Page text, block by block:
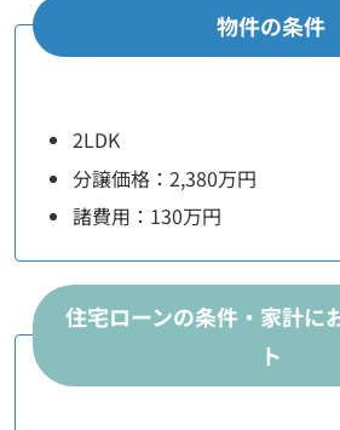
物件の条件
2LDK
分譲価格：2,380万円
諸費用：130万円
住宅ローンの条件・家計に
ト